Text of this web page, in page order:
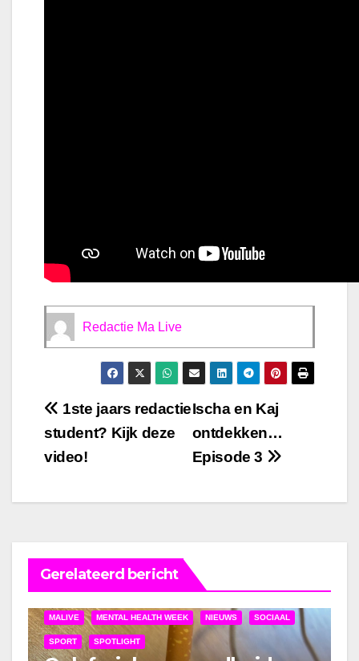
Redactie Ma Live
Bericht
navigatie
Ischa en Kaj
ontdekken…
Episode 3
1ste jaars redactie
student? Kijk deze
video!
Gerelateerd bericht
MALIVE MENTAL HEALTH WEEK NIEUWS SOCIAAL
SPORT SPOTLIGHT